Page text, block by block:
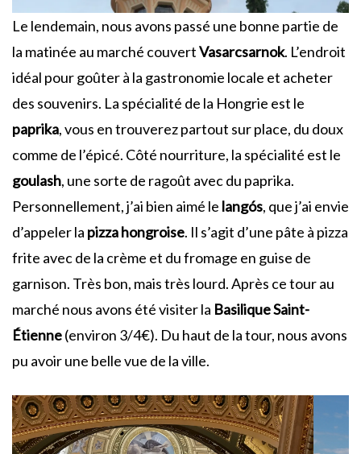
Le lendemain, nous avons passé une bonne partie de
la matinée au marché couvertVasarcsarnok. L’endroit
idéal pour goûter à la gastronomie locale et acheter
des souvenirs. La spécialité de la Hongrie est le
paprika, vous en trouverez partout sur place, du doux
comme de l’épicé. Côté nourriture, la spécialité est le
goulash, une sorte de ragoût avec du paprika.
Personnellement, j’ai bien aimé le langós, que j’ai envie
d’appeler la pizza hongroise. Il s’agit d’une pâte à pizza
frite avec de la crème et du fromage en guise de
garnison. Très bon, mais très lourd. Après ce tour au
marché nous avons été visiter la Basilique Saint-
Étienne(environ 3/4€). Du haut de la tour, nous avons
pu avoir une belle vue de la ville.